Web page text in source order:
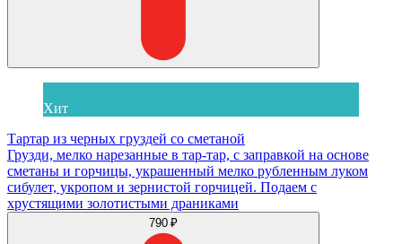
Хит
Тартар из черных груздей со сметаной
Грузди, мелко нарезанные в тар-тар, с заправкой на основе
сметаны и горчицы, украшенный мелко рубленным луком
сибулет, укропом и зернистой горчицей. Подаем с
хрустящими золотистыми драниками
790 ₽